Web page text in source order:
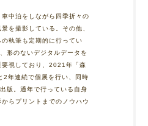
中泊をしながら四季折々の
を撮影している。その他、
執筆も定期的に行ってい
形のないデジタルデータを
視しており、2021年「森
年連続で個展を行い、同時
版。通年で行っている自身
らプリントまでのノウハウ